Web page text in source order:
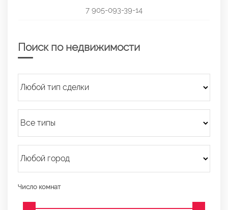
7 905-093-39-14
Поиск по недвижимости
Число комнат